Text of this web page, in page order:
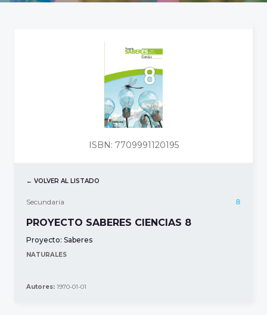
← VOLVER AL LISTADO
Secundaria 8
PROYECTO SABERES CIENCIAS 8
Proyecto: Saberes
NATURALES
Autores: 1970-01-01
ISBN: 7709991120195